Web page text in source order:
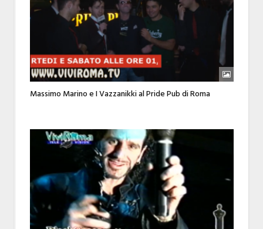
Massimo Marino e I Vazzanikki al Pride Pub di Roma